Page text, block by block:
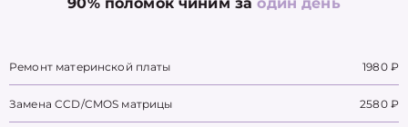
Ремонт материнской платы 1980 ₽
Замена CCD/CMOS матрицы 2580 ₽